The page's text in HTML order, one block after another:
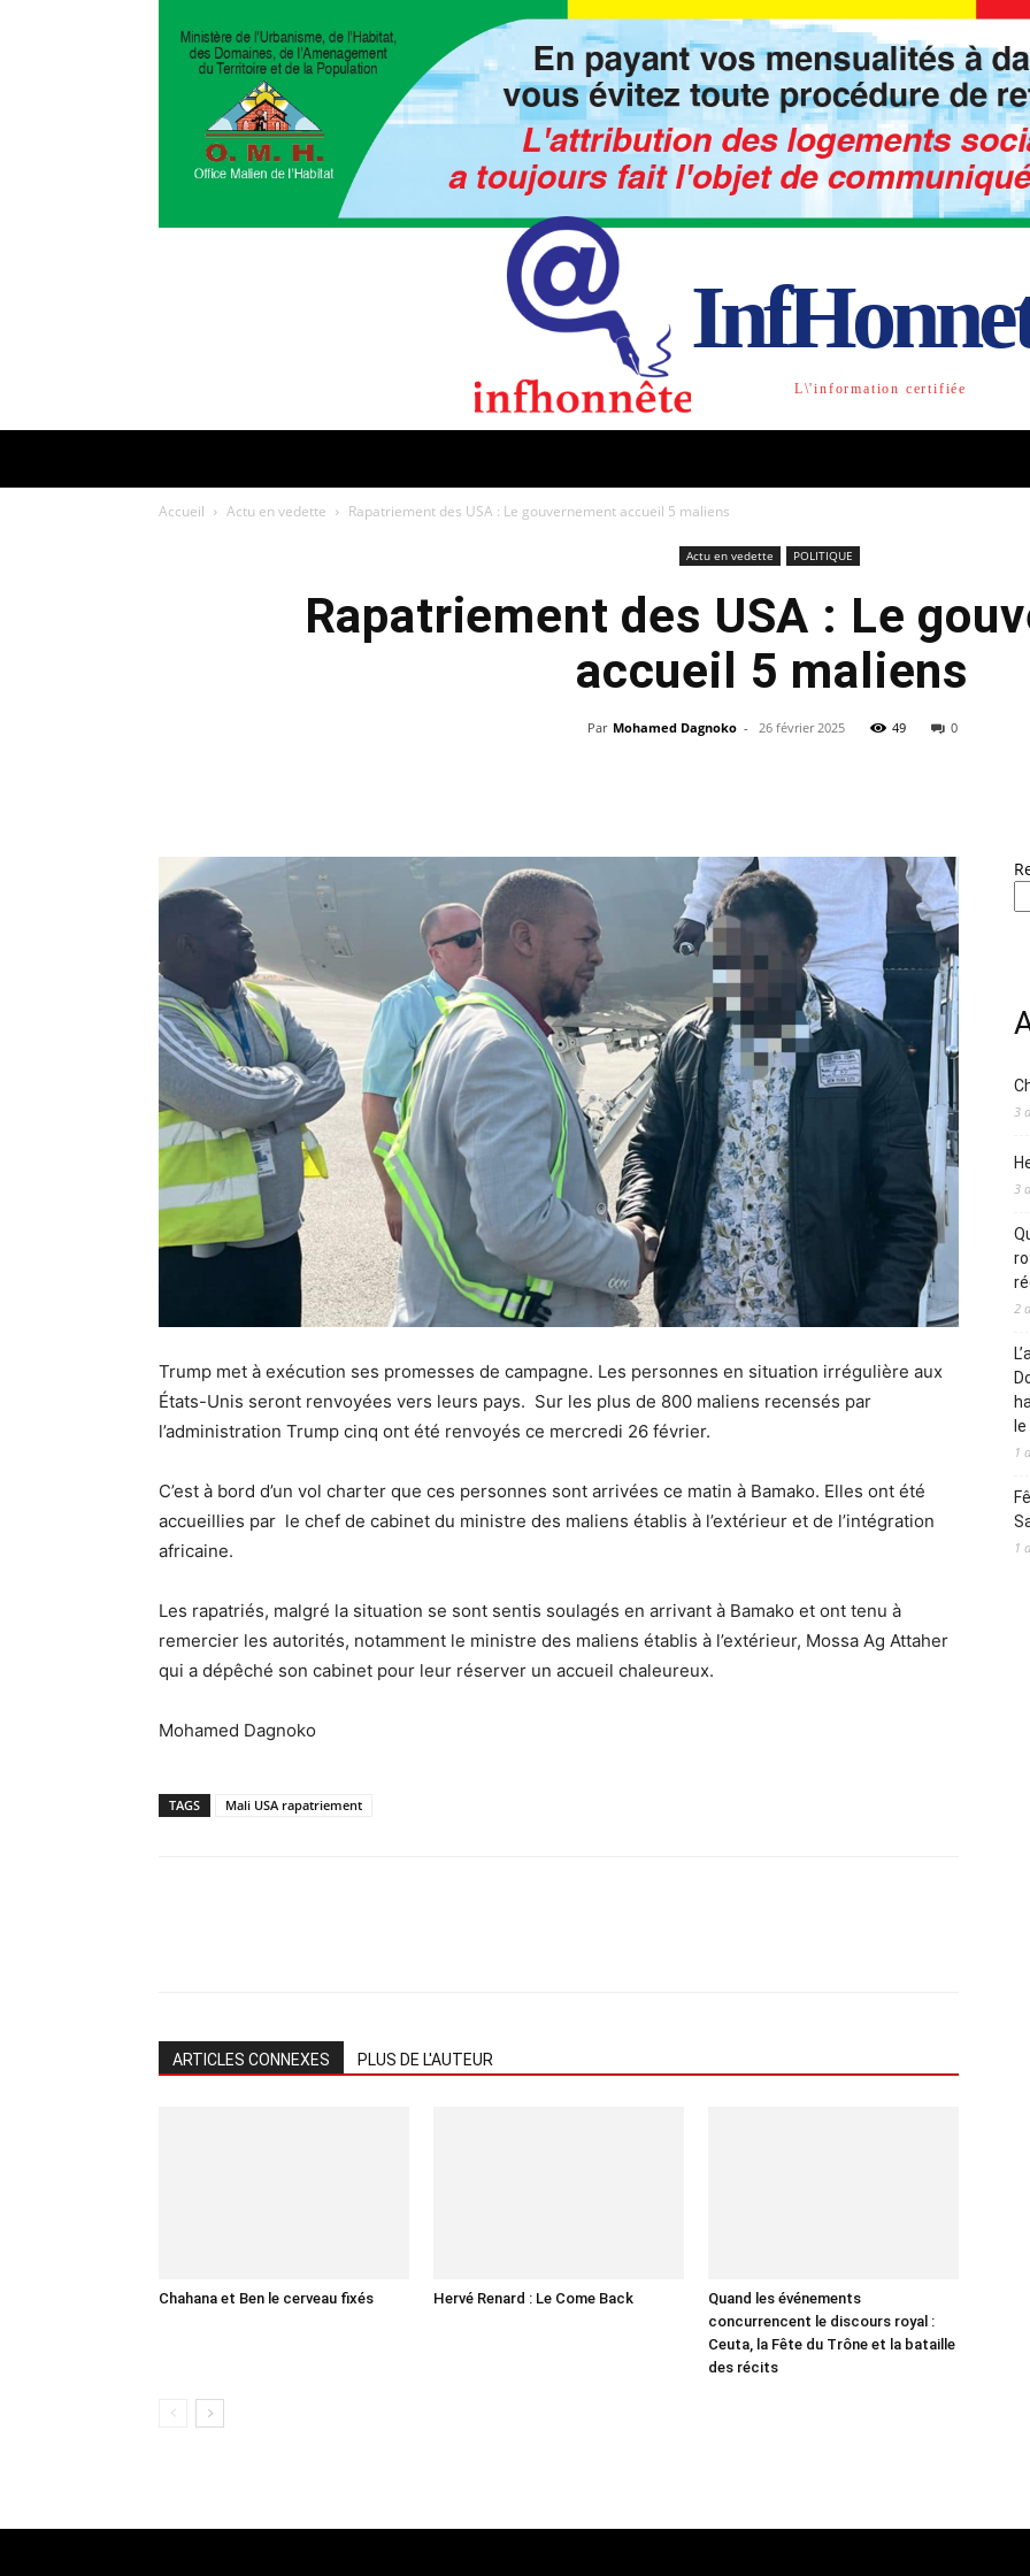
L\'information certifiée
Accueil Actu en vedette Rapatriement des USA : Le gouvernement accueil 5 maliens
Actu en vedette POLITIQUE
Rapatriement des USA : Le
accueil 5 maliens
Par Mohamed Dagnoko - 26 février 2025 49 0
Trump met à exécution ses promesses de campagne. Les personnes en situation irrégulière aux
États-Unis seront renvoyées vers leurs pays. Sur les plus de 800 maliens recensés par
l’administration Trump cinq ont été renvoyés ce mercredi 26 février.
C’est à bord d’un vol charter que ces personnes sont arrivées ce matin à Bamako. Elles ont été
accueillies par le chef de cabinet du ministre des maliens établis à l’extérieur et de l’intégration
africaine.
Les rapatriés, malgré la situation se sont sentis soulagés en arrivant à Bamako et ont tenu à
remercier les autorités, notamment le ministre des maliens établis à l’extérieur, Mossa Ag Attaher
qui a dépêché son cabinet pour leur réserver un accueil chaleureux.
Mohamed Dagnoko
TAGS Mali USA rapatriement
ARTICLES CONNEXES PLUS DE L'AUTEUR
Chahana et Ben le cerveau fixés Hervé Renard : Le Come Back
Quand les événements
concurrencent le discours royal :
Ceuta, la Fête du Trône et la bataille
des récits
3
3
2
1
1